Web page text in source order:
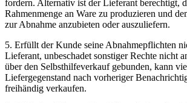
fordern. Alternativ ist der Lieferant berechtigt,
Rahmenmenge an Ware zu produzieren und
zur Abnahme anzubieten oder auszuliefern.
5. Erfüllt der Kunde seine Abnahmepflichten
Lieferant, unbeschadet sonstiger Rechte nicht
über den Selbsthilfeverkauf gebunden, kann
Liefergegenstand nach vorheriger
freihändig verkaufen.